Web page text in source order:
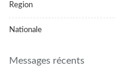
Region
Nationale
Messages récents